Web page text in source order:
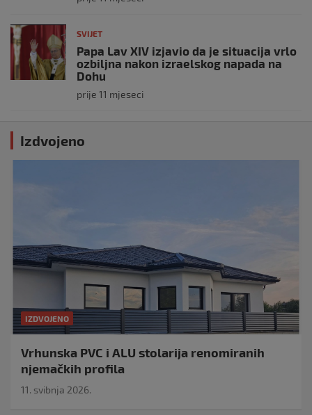
SVIJET
Papa Lav XIV izjavio da je situacija vrlo
ozbiljna nakon izraelskog napada na
Dohu
prije 11 mjeseci
Izdvojeno
IZDVOJENO
Vrhunska PVC i ALU stolarija renomiranih
njemačkih profila
11. svibnja 2026.